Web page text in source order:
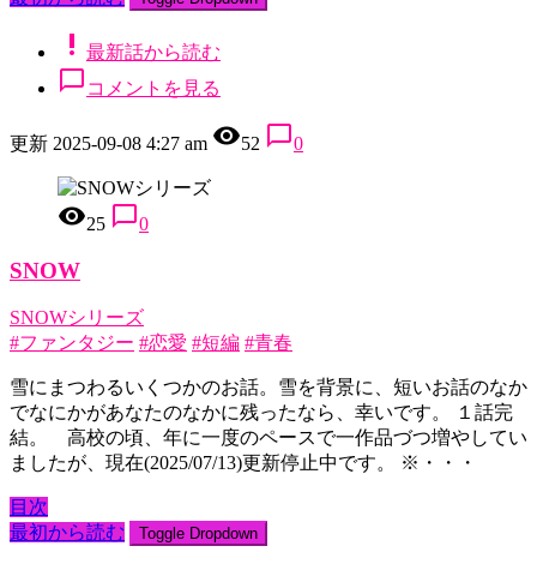
priority_high 最新話から読む
chat_bubble_outline コメントを見る
更新 2025-09-08 4:27 am remove_red_eye52 chat_bubble_outline0
remove_red_eye25 chat_bubble_outline0
SNOW
SNOWシリーズ
#ファンタジー #恋愛 #短編 #青春
雪にまつわるいくつかのお話。雪を背景に、短いお話のなか
でなにかがあなたのなかに残ったなら、幸いです。 １話完
結。 高校の頃、年に一度のペースで一作品づつ増やしてい
ましたが、現在(2025/07/13)更新停止中です。 ※・・・
目次
最初から読む
Toggle Dropdown